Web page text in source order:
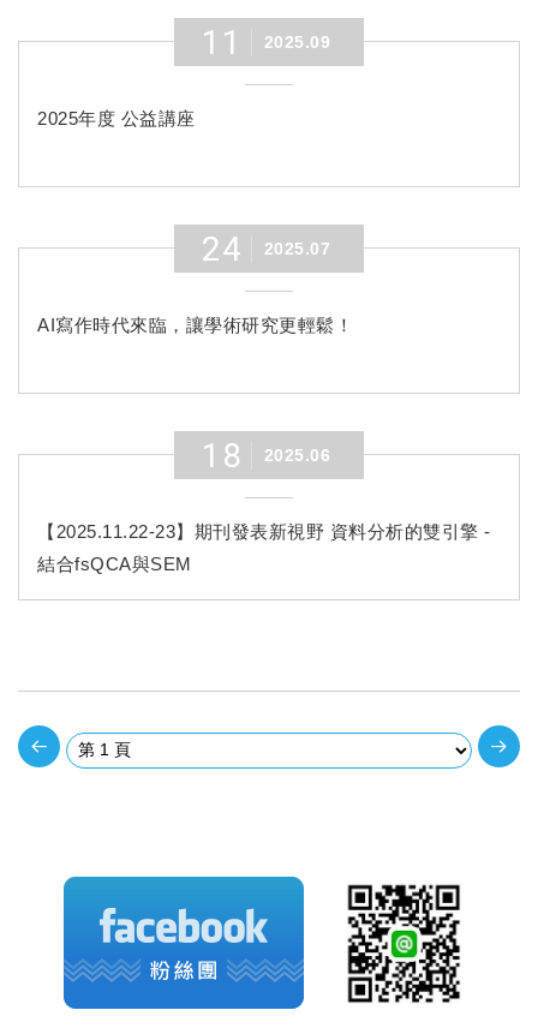
11 2025.09
2025年度 公益講座
24 2025.07
AI寫作時代來臨，讓學術研究更輕鬆！
18 2025.06
【2025.11.22-23】期刊發表新視野 資料分析的雙引擎 -
結合fsQCA與SEM